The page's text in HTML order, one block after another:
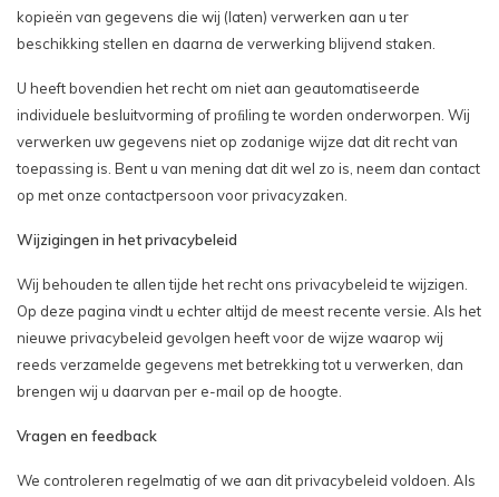
kopieën van gegevens die wij (laten) verwerken aan u ter
beschikking stellen en daarna de verwerking blijvend staken.
U heeft bovendien het recht om niet aan geautomatiseerde
individuele besluitvorming of proﬁling te worden onderworpen. Wij
verwerken uw gegevens niet op zodanige wijze dat dit recht van
toepassing is. Bent u van mening dat dit wel zo is, neem dan contact
op met onze contactpersoon voor privacyzaken.
Wijzigingen in het privacybeleid
Wij behouden te allen tijde het recht ons privacybeleid te wijzigen.
Op deze pagina vindt u echter altijd de meest recente versie. Als het
nieuwe privacybeleid gevolgen heeft voor de wijze waarop wij
reeds verzamelde gegevens met betrekking tot u verwerken, dan
brengen wij u daarvan per e-mail op de hoogte.
Vragen en feedback
We controleren regelmatig of we aan dit privacybeleid voldoen. Als